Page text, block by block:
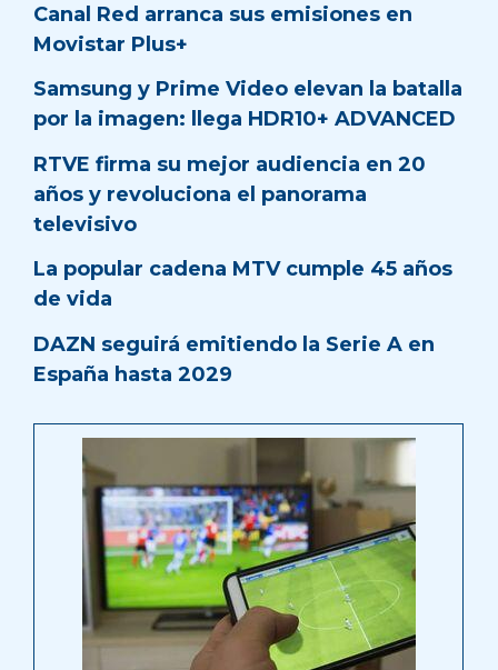
Canal Red arranca sus emisiones en
Movistar Plus+
Samsung y Prime Video elevan la batalla
por la imagen: llega HDR10+ ADVANCED
RTVE firma su mejor audiencia en 20
años y revoluciona el panorama
televisivo
La popular cadena MTV cumple 45 años
de vida
DAZN seguirá emitiendo la Serie A en
España hasta 2029